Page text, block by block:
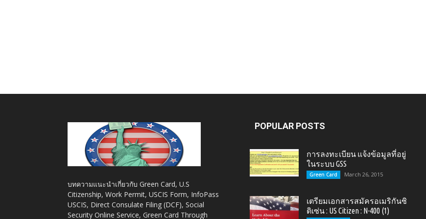
Citizen,
บทความแนะนำเกี่ยวกับ Green Card, U.S
Citizenship, Work Permit, USCIS Form, InfoPass
USCIS, Direct Consulate Filing (DCF), Social
Security Online Service, Green Card Through
POPULAR POSTS
การลงทะเบียน แจ้งข้อมูลที่อยู่
ในระบบ GSS
Green Card March 26, 2015
เตรียมเอกสารสมัครอเมริกันซิ
ติเซ่น : US Citizen : N-400 (1)